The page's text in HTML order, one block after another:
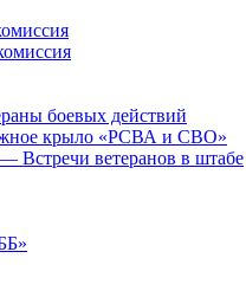
боевых действий
крыло «РСВА и СВО»
ветеранов в штабе